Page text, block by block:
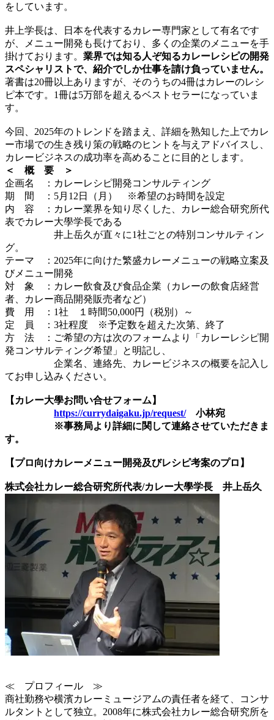
をしています。
井上学長は、日本を代表するカレー専門家として有名です
が、メニュー開発も長けており、多くの企業のメニューを手
掛けております。 業界では知る人ぞ知るカレーレシピの開発
スペシャリストで、紹介でしか仕事を請け負っていません。
著書は20冊以上ありますが、そのうちの4冊はカレーのレシ
ピ本です。1冊は5万部を超えるベストセラーになっていま
す。
今回、2025年のトレンドを踏まえ、詳細を熟知した上でカレ
ー市場での生き残り策の戦略のヒントを与えアドバイスし、
カレービジネスの成功率を高めることに目的とします。
＜ 概 要 ＞
企画名 ：カレーレシピ開発コンサルティング
期 間 ：5月12日（月） ※希望のお時間を設定
内 容 ：カレー業界を知り尽くした、カレー総合研究所代
表でカレー大學学長である
井上岳久が直々に1社ごとの特別コンサルティン
グ。
テーマ ：2025年に向けた繁盛カレーメニューの戦略立案及
びメニュー開発
対 象 ：カレー飲食及び食品企業（カレーの飲食店経営
者、カレー商品開発販売者など）
費 用 ：1社 １時間50,000円（税別）～
定 員 ：3社程度 ※予定数を超えた次第、終了
方 法 ：ご希望の方は次のフォームより「カレーレシピ開
発コンサルティング希望」と明記し、
企業名、連絡先、カレービジネスの概要を記入し
てお申し込みください。
【カレー大學お問い合せフォーム】
https://currydaigaku.jp/request/小林宛
※事務局より詳細に関して連絡させていただきま
す。
【プロ向けカレーメニュー開発及びレシピ考案のプロ】
株式会社カレー総合研究所代表/カレー大學学長 井上岳久
≪ プロフィール ≫
商社勤務や横濱カレーミュージアムの責任者を経て、コンサ
ルタントとして独立。2008年に株式会社カレー総合研究所を